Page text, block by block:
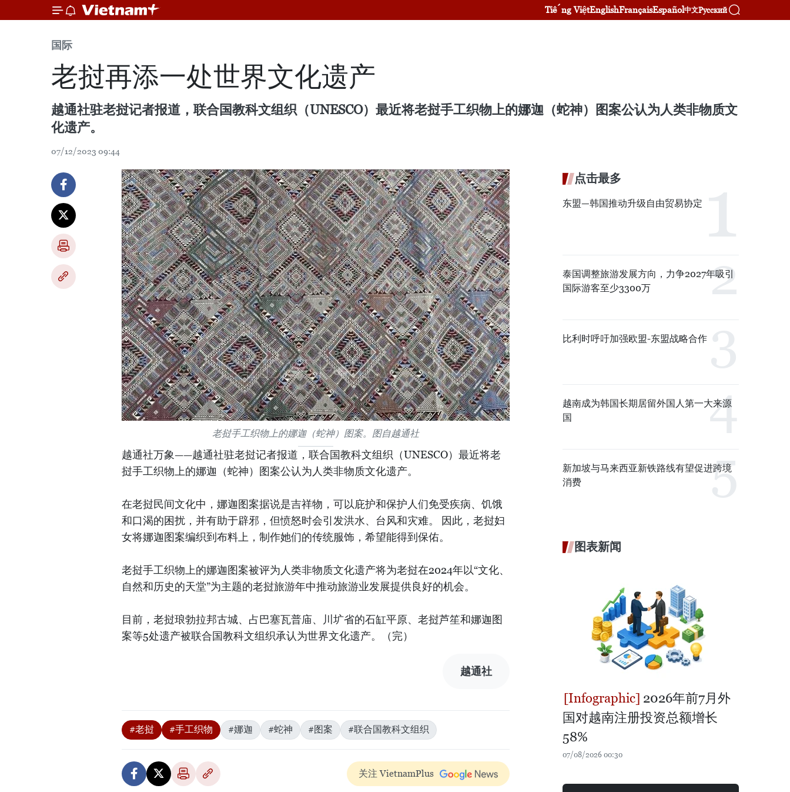
Tiếng ViệtEnglishFrançaisEspañol中文Русский
国际
老挝再添一处世界文化遗产
越通社驻老挝记者报道，联合国教科文组织（UNESCO）最近将老挝手工织物上的娜迦（蛇神）图案公认为人类非物质文
化遗产。
07/12/2023 09:44
老挝手工织物上的娜迦（蛇神）图案。图自越通社
越通社万象——越通社驻老挝记者报道，联合国教科文组织（UNESCO）最近将老
挝手工织物上的娜迦（蛇神）图案公认为人类非物质文化遗产。
在老挝民间文化中，娜迦图案据说是吉祥物，可以庇护和保护人们免受疾病、饥饿
和口渴的困扰，并有助于辟邪，但愤怒时会引发洪水、台风和灾难。 因此，老挝妇
女将娜迦图案编织到布料上，制作她们的传统服饰，希望能得到保佑。
老挝手工织物上的娜迦图案被评为人类非物质文化遗产将为老挝在2024年以“文化、
自然和历史的天堂”为主题的老挝旅游年中推动旅游业发展提供良好的机会。
目前，老挝琅勃拉邦古城、占巴塞瓦普庙、川圹省的石缸平原、老挝芦笙和娜迦图
案等5处遗产被联合国教科文组织承认为世界文化遗产。（完）
越通社
#老挝 #手工织物 #娜迦 #蛇神 #图案 #联合国教科文组织
关注 VietnamPlus
点击最多
东盟—韩国推动升级自由贸易协定
泰国调整旅游发展方向，力争2027年吸引
国际游客至少3300万
比利时呼吁加强欧盟-东盟战略合作
越南成为韩国长期居留外国人第一大来源
国
新加坡与马来西亚新铁路线有望促进跨境
消费
图表新闻
2026年前7月外
国对越南注册投资总额增长
58%
07/08/2026 00:30